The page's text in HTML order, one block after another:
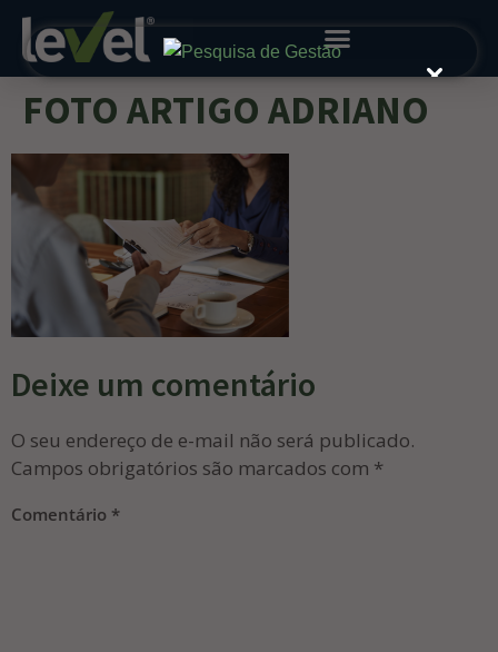
FOTO ARTIGO ADRIANO
Deixe um comentário
O seu endereço de e-mail não será publicado.
Campos obrigatórios são marcados com *
Comentário *